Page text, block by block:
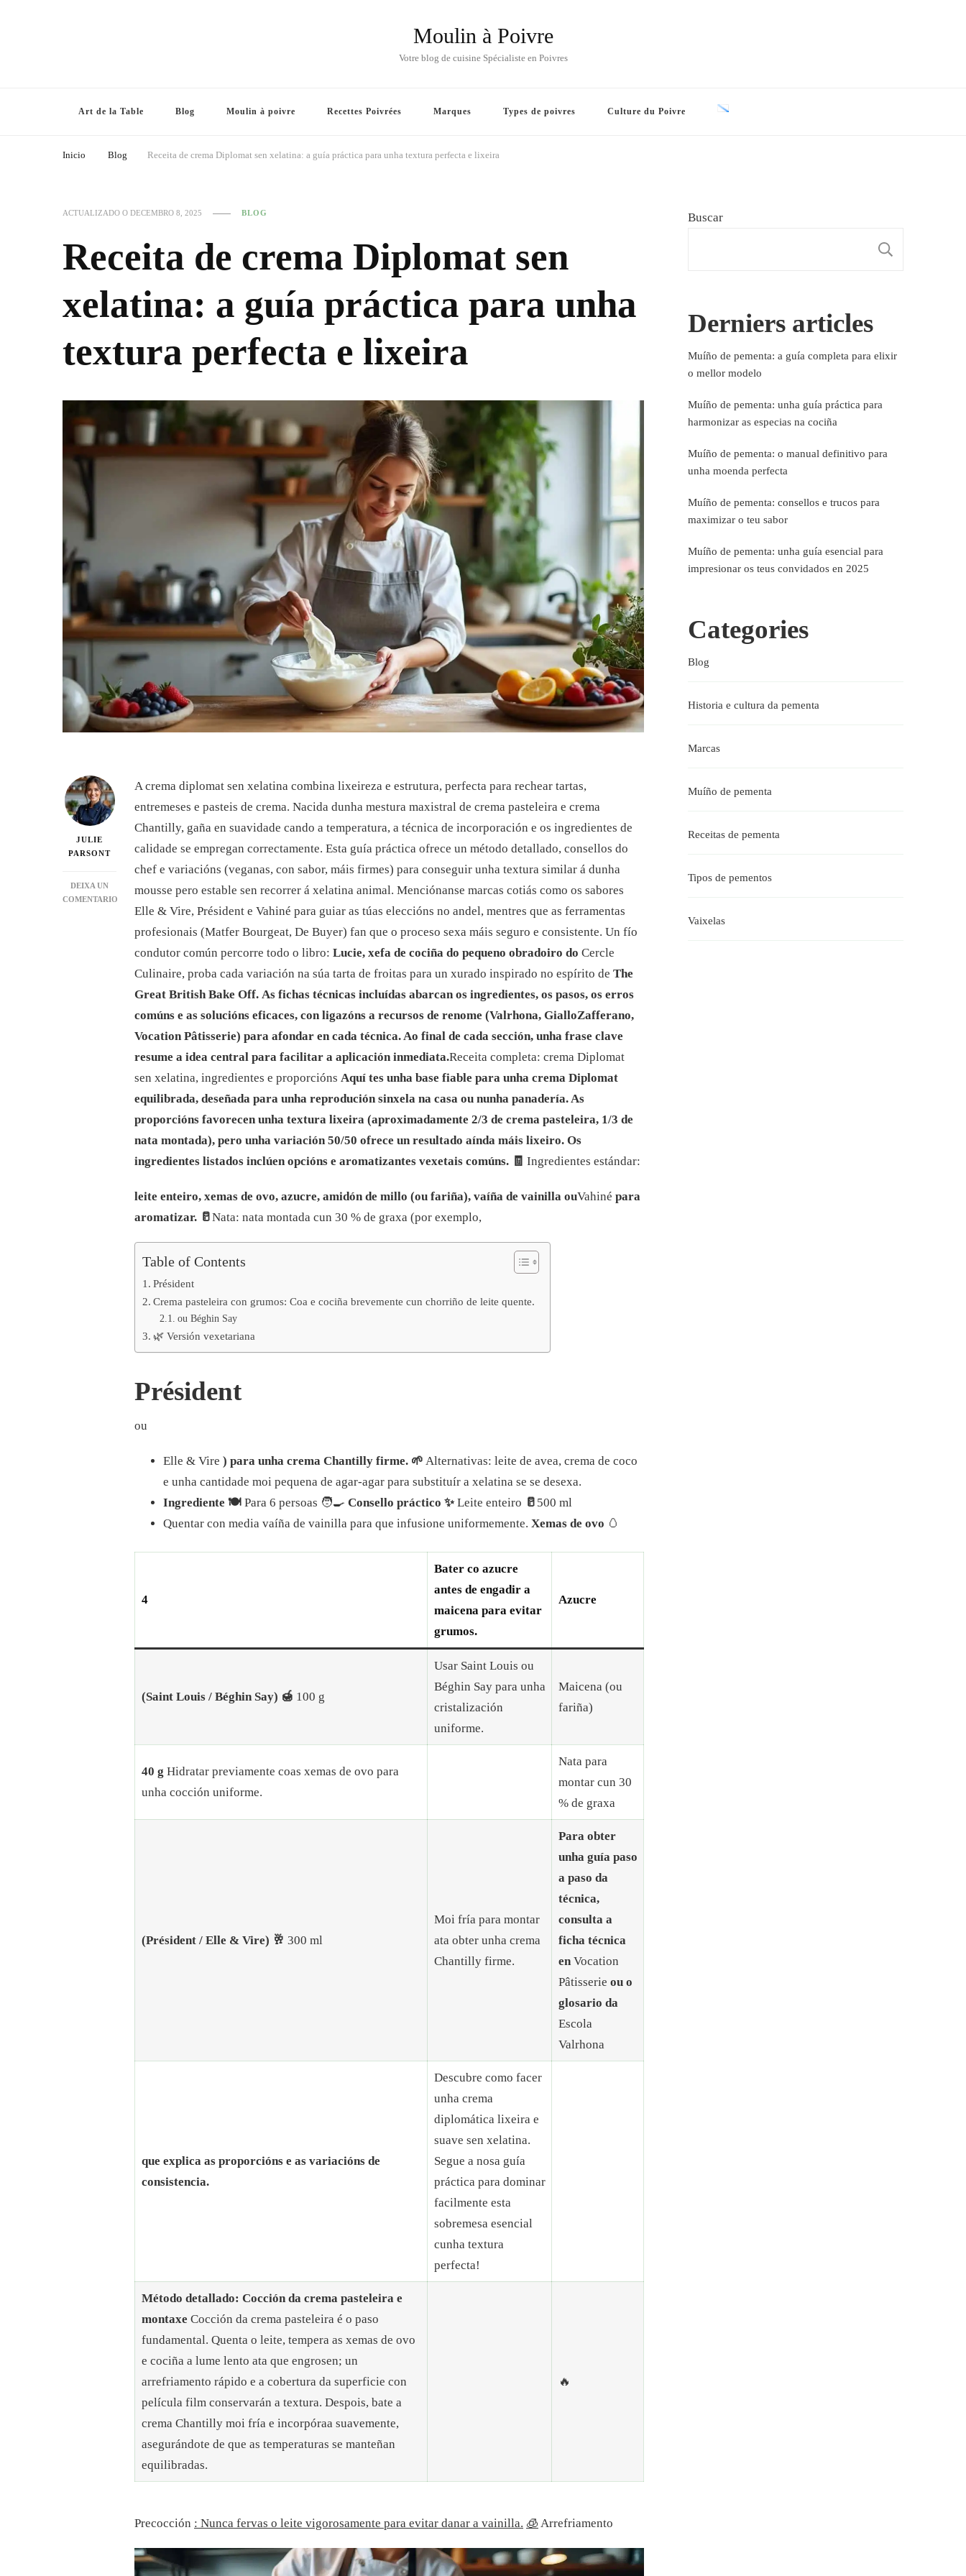
Moulin à Poivre
Votre blog de cuisine Spécialiste en Poivres
Art de la Table Blog Moulin à poivre Recettes Poivrées Marques Types de poivres Culture du Poivre
Inicio Blog Receita de crema Diplomat sen xelatina: a guía práctica para unha textura perfecta e lixeira
ACTUALIZADO O DECEMBRO 8, 2025 BLOG
Receita de crema Diplomat sen
xelatina: a guía práctica para unha
textura perfecta e lixeira
JULIE
PARSONT
DEIXA UN
COMENTARIO
A crema diplomat sen xelatina combina lixeireza e estrutura, perfecta para rechear tartas,
entremeses e pasteis de crema. Nacida dunha mestura maxistral de crema pasteleira e crema
Chantilly, gaña en suavidade cando a temperatura, a técnica de incorporación e os ingredientes de
calidade se empregan correctamente. Esta guía práctica ofrece un método detallado, consellos do
chef e variacións (veganas, con sabor, máis firmes) para conseguir unha textura similar á dunha
mousse pero estable sen recorrer á xelatina animal. Menciónanse marcas cotiás como os sabores
Elle & Vire, Président e Vahiné para guiar as túas eleccións no andel, mentres que as ferramentas
profesionais (Matfer Bourgeat, De Buyer) fan que o proceso sexa máis seguro e consistente. Un fío
condutor común percorre todo o libro: Lucie, xefa de cociña do pequeno obradoiro do Cercle
Culinaire, proba cada variación na súa tarta de froitas para un xurado inspirado no espírito de The
Great British Bake Off. As fichas técnicas incluídas abarcan os ingredientes, os pasos, os erros
comúns e as solucións eficaces, con ligazóns a recursos de renome (Valrhona, GialloZafferano,
Vocation Pâtisserie) para afondar en cada técnica. Ao final de cada sección, unha frase clave
resume a idea central para facilitar a aplicación inmediata.Receita completa: crema Diplomat
sen xelatina, ingredientes e proporcións Aquí tes unha base fiable para unha crema Diplomat
equilibrada, deseñada para unha reprodución sinxela na casa ou nunha panadería. As
proporcións favorecen unha textura lixeira (aproximadamente 2/3 de crema pasteleira, 1/3 de
nata montada), pero unha variación 50/50 ofrece un resultado aínda máis lixeiro. Os
ingredientes listados inclúen opcións e aromatizantes vexetais comúns. 🧾 Ingredientes estándar:
leite enteiro, xemas de ovo, azucre, amidón de millo (ou fariña), vaíña de vainilla ouVahiné para
aromatizar. 🥛Nata: nata montada cun 30 % de graxa (por exemplo,
Table of Contents
Président
Crema pasteleira con grumos: Coa e cociña brevemente cun chorriño de leite quente.
ou Béghin Say
🌿 Versión vexetariana
Président
ou
Elle & Vire ) para unha crema Chantilly firme. 🌱 Alternativas: leite de avea, crema de coco
e unha cantidade moi pequena de agar-agar para substituír a xelatina se se desexa.
Ingrediente 🍽️ Para 6 persoas 🧑‍🍳 Consello práctico ✨ Leite enteiro 🥛 500 ml
Quentar con media vaíña de vainilla para que infusione uniformemente. Xemas de ovo 🥚
4
Bater co azucre
antes de engadir a
maicena para evitar
grumos.
Azucre
(Saint Louis / Béghin Say) 🍯 100 g
Usar Saint Louis ou
Béghin Say para unha
cristalización
uniforme.
Maicena (ou
fariña)
40 g Hidratar previamente coas xemas de ovo para
unha cocción uniforme.
Nata para
montar cun 30
% de graxa
(Président / Elle & Vire) 🥂 300 ml
Moi fría para montar
ata obter unha crema
Chantilly firme.
Para obter
unha guía paso
a paso da
técnica,
consulta a
ficha técnica
enVocation
Pâtisserie ou o
glosario da
Escola
Valrhona
que explica as proporcións e as variacións de
consistencia.
Descubre como facer
unha crema
diplomática lixeira e
suave sen xelatina.
Segue a nosa guía
práctica para dominar
facilmente esta
sobremesa esencial
cunha textura
perfecta!
Método detallado: Cocción da crema pasteleira e
montaxe Cocción da crema pasteleira é o paso
fundamental. Quenta o leite, tempera as xemas de ovo
e cociña a lume lento ata que engrosen; un
arrefriamento rápido e a cobertura da superficie con
película film conservarán a textura. Despois, bate a
crema Chantilly moi fría e incorpóraa suavemente,
asegurándote de que as temperaturas se manteñan
equilibradas.
🔥
Precocción : Nunca fervas o leite vigorosamente para evitar danar a vainilla. 🧊 Arrefriamento
Buscar
Derniers articles
Muíño de pementa: a guía completa para elixir
o mellor modelo
Muíño de pementa: unha guía práctica para
harmonizar as especias na cociña
Muíño de pementa: o manual definitivo para
unha moenda perfecta
Muíño de pementa: consellos e trucos para
maximizar o teu sabor
Muíño de pementa: unha guía esencial para
impresionar os teus convidados en 2025
Categories
Blog
Historia e cultura da pementa
Marcas
Muíño de pementa
Receitas de pementa
Tipos de pementos
Vaixelas